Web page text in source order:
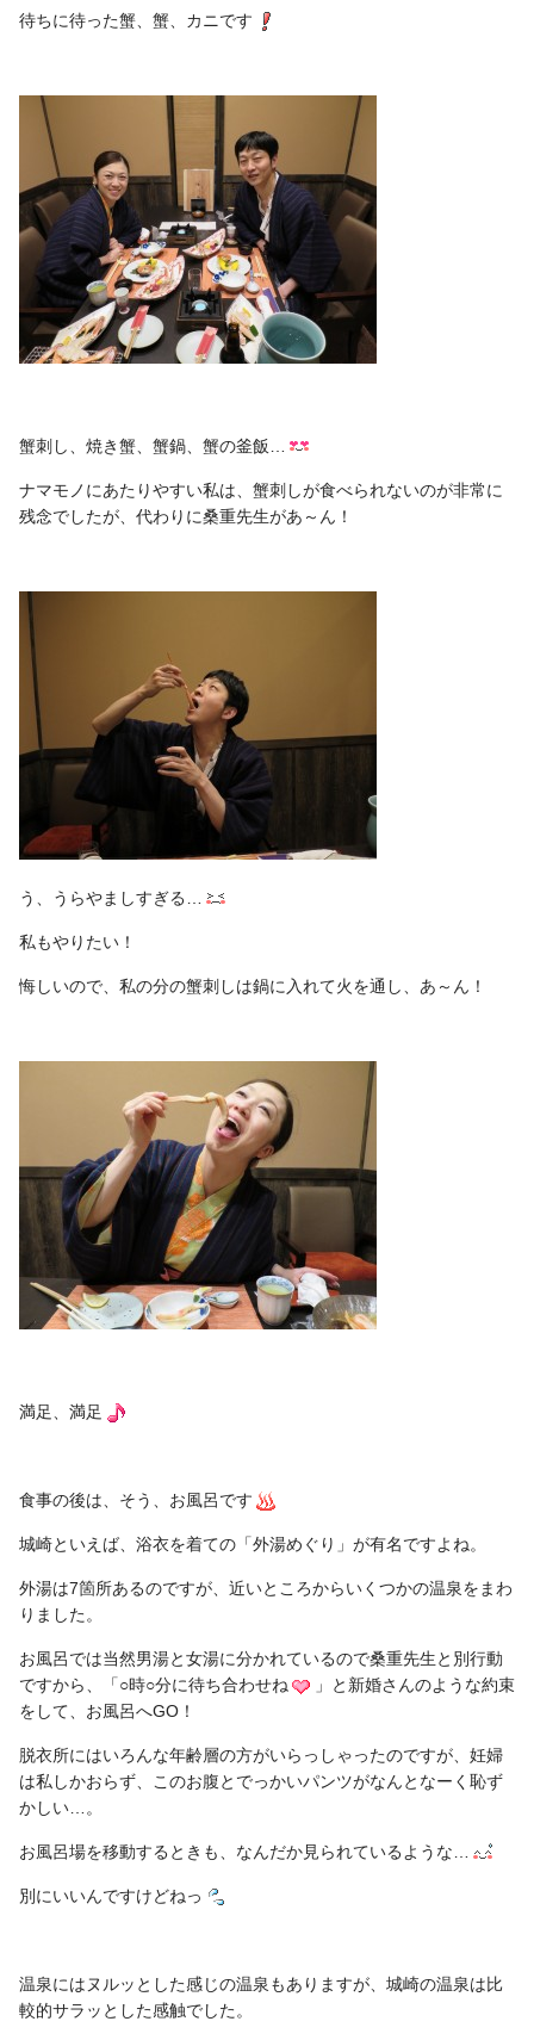
待ちに待った蟹、蟹、カニです
蟹刺し、焼き蟹、蟹鍋、蟹の釜飯…
ナマモノにあたりやすい私は、蟹刺しが食べられないのが非常に
残念でしたが、代わりに桑重先生があ～ん！
う、うらやましすぎる…
私もやりたい！
悔しいので、私の分の蟹刺しは鍋に入れて火を通し、あ～ん！
満足、満足
食事の後は、そう、お風呂です
城崎といえば、浴衣を着ての「外湯めぐり」が有名ですよね。
外湯は7箇所あるのですが、近いところからいくつかの温泉をまわ
りました。
お風呂では当然男湯と女湯に分かれているので桑重先生と別行動
ですから、「○時○分に待ち合わせね
」と新婚さんのような約束
をして、お風呂へGO！
脱衣所にはいろんな年齢層の方がいらっしゃったのですが、妊婦
は私しかおらず、このお腹とでっかいパンツがなんとなーく恥ず
かしい…。
お風呂場を移動するときも、なんだか見られているような…
別にいいんですけどねっ
温泉にはヌルッとした感じの温泉もありますが、城崎の温泉は比
較的サラッとした感触でした。